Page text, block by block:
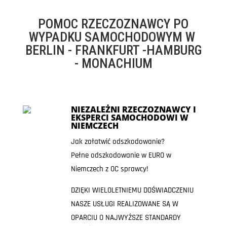
POMOC RZECZOZNAWCY PO
WYPADKU SAMOCHODOWYM W
BERLIN - FRANKFURT -HAMBURG
- MONACHIUM
NIEZALEŻNI RZECZOZNAWCY I
EKSPERCI SAMOCHODOWI W
NIEMCZECH
Jak załatwić odszkodowanie?
Pełne odszkodowanie w EURO w
Niemczech z OC sprawcy!
DZIĘKI WIELOLETNIEMU DOŚWIADCZENIU
NASZE USŁUGI REALIZOWANE SĄ W
OPARCIU O NAJWYŻSZE STANDARDY